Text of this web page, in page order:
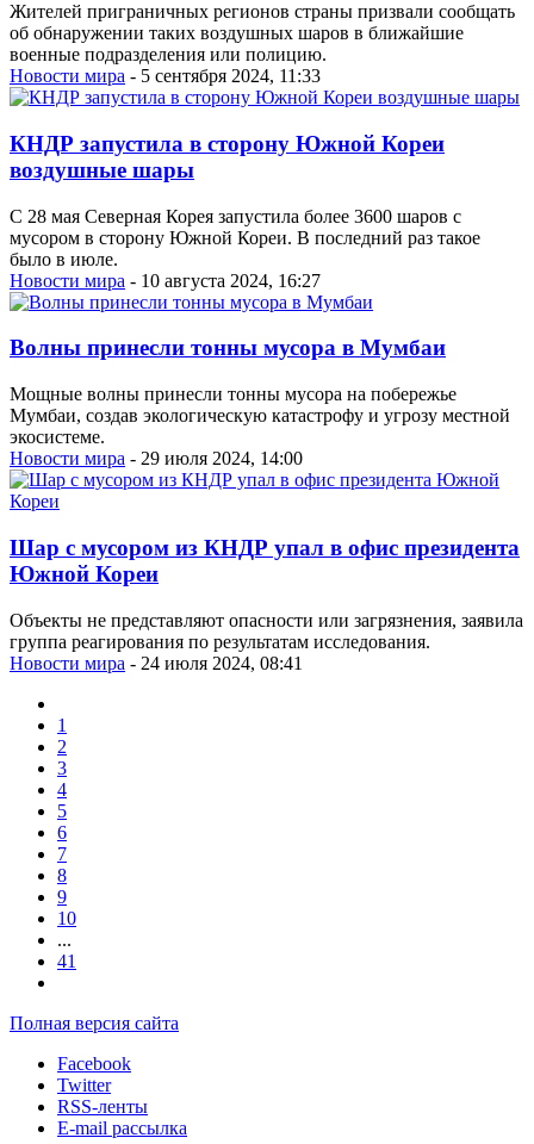
Жителей приграничных регионов страны призвали сообщать
об обнаружении таких воздушных шаров в ближайшие
военные подразделения или полицию.
Новости мира - 5 сентября 2024, 11:33
КНДР запустила в сторону Южной Кореи
воздушные шары
С 28 мая Северная Корея запустила более 3600 шаров с
мусором в сторону Южной Кореи. В последний раз такое
было в июле.
Новости мира - 10 августа 2024, 16:27
Волны принесли тонны мусора в Мумбаи
Мощные волны принесли тонны мусора на побережье
Мумбаи, создав экологическую катастрофу и угрозу местной
экосистеме.
Новости мира - 29 июля 2024, 14:00
Шар с мусором из КНДР упал в офис президента
Южной Кореи
Объекты не представляют опасности или загрязнения, заявила
группа реагирования по результатам исследования.
Новости мира - 24 июля 2024, 08:41
1
2
3
4
5
6
7
8
9
10
...
41
Полная версия сайта
Facebook
Twitter
RSS-ленты
E-mail рассылка